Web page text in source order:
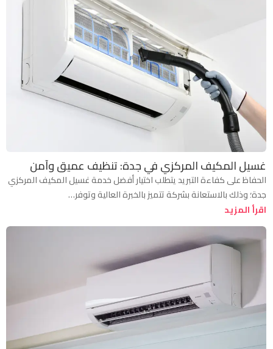
غسيل المكيف المركزي في جدة: تنظيف عميق وآمن
الحفاظ على كفاءة التبريد يتطلب اختيار أفضل خدمة غسيل المكيف المركزي
جدة؛ وذلك بالاستعانة بشركة تتميز بالخبرة العالية وتوفر…
اقرأ المزيد